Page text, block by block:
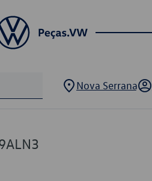
Nova Serrana